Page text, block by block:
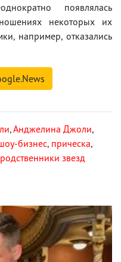
появлялась
некоторых их
например, отказались
,Анджелинa Джоли,
бизнес, прическа,
родственники звезд